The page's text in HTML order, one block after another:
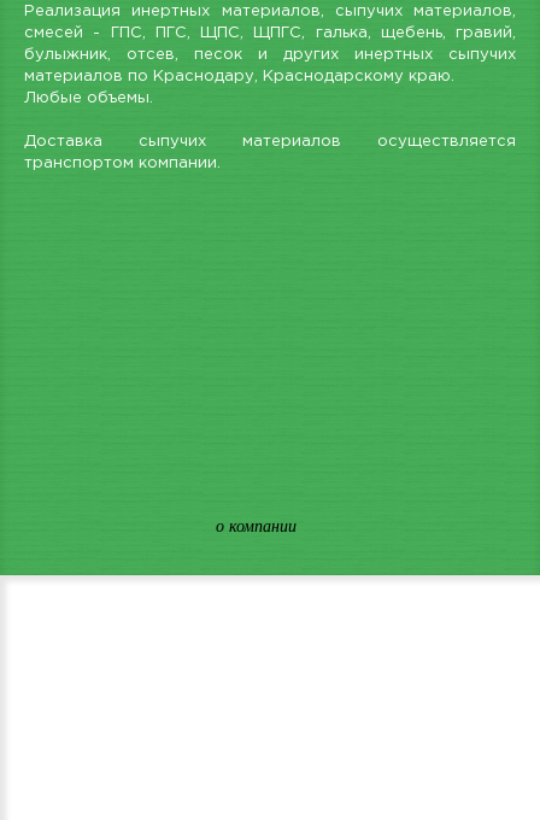
Реализация инертных материалов, сыпучих материалов,
смесей - ГПС, ПГС, ЩПС, ЩПГС, галька, щебень, гравий,
булыжник, отсев, песок и других инертных сыпучих
материалов по Краснодару, Краснодарскому краю.
Любые объемы.
Доставка сыпучих материалов осуществляется
транспортом компании.
о компании